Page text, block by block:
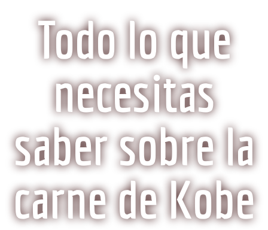
Todo lo que
necesitas
saber sobre la
carne de Kobe